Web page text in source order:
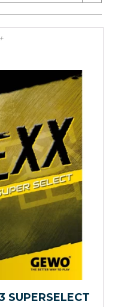
SUPERSELECT